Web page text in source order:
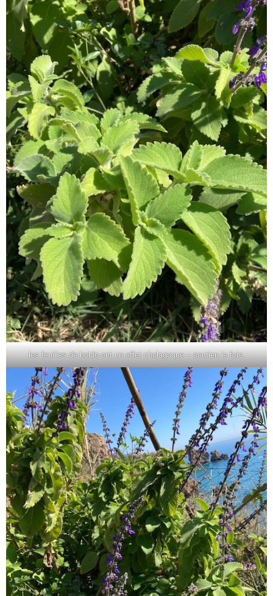
les feuilles de boldo ont un effet cholagoque – soutien le foie.